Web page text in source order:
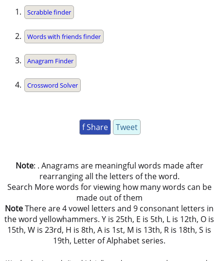
Scrabble finder
Words with friends finder
Anagram Finder
Crossword Solver
f Share Tweet
Note: . Anagrams are meaningful words made after
rearranging all the letters of the word.
Search More words for viewing how many words can be
made out of them
NoteThere are 4 vowel letters and 9 consonant letters in
the word yellowhammers. Y is 25th, E is 5th, L is 12th, O is
15th, W is 23rd, H is 8th, A is 1st, M is 13th, R is 18th, S is
19th, Letter of Alphabet series.